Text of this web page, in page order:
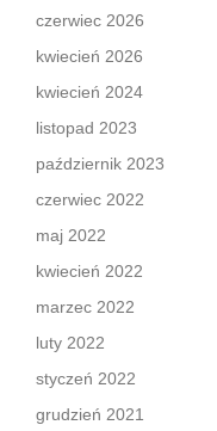
czerwiec 2026
kwiecień 2026
kwiecień 2024
listopad 2023
październik 2023
czerwiec 2022
maj 2022
kwiecień 2022
marzec 2022
luty 2022
styczeń 2022
grudzień 2021